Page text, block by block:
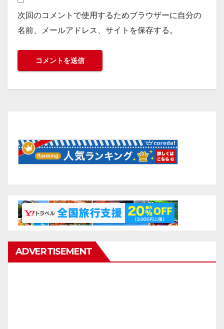
次回のコメントで使用するためブラウザーに自分の
名前、メールアドレス、サイトを保存する。
ADVERTISEMENT